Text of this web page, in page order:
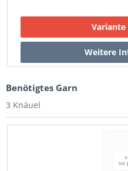
Benötigtes Garn
3 Knäuel